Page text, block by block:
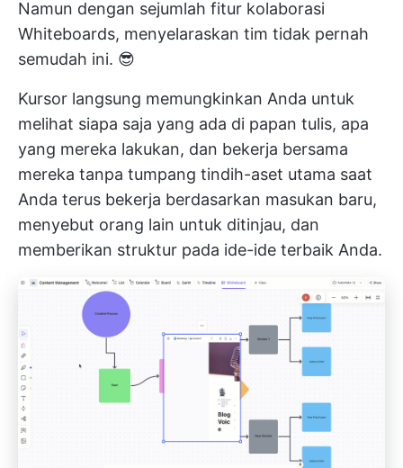
Namun dengan sejumlah fitur kolaborasi
Whiteboards, menyelaraskan tim tidak pernah
semudah ini. 😎
Kursor langsung memungkinkan Anda untuk
melihat siapa saja yang ada di papan tulis, apa
yang mereka lakukan, dan bekerja bersama
mereka tanpa tumpang tindih-aset utama saat
Anda terus bekerja berdasarkan masukan baru,
menyebut orang lain untuk ditinjau, dan
memberikan struktur pada ide-ide terbaik Anda.